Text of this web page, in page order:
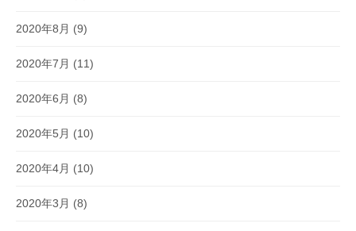
2020年8月 (9)
2020年7月 (11)
2020年6月 (8)
2020年5月 (10)
2020年4月 (10)
2020年3月 (8)